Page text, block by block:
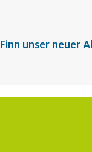
Finn unser neuer